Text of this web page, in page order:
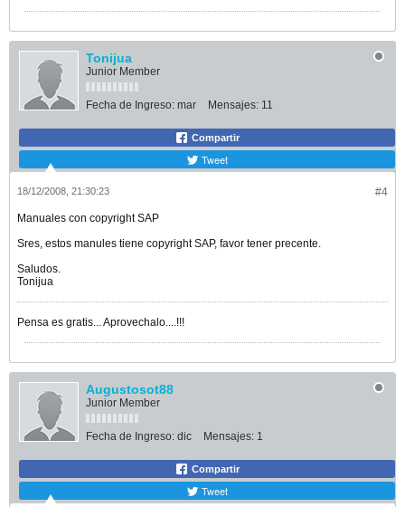
Tonijua
Junior Member
Fecha de Ingreso: mar Mensajes: 11
Compartir
Tweet
#4
18/12/2008, 21:30:23
Manuales con copyright SAP
Sres, estos manules tiene copyright SAP, favor tener precente.
Saludos.
Tonijua
Pensa es gratis... Aprovechalo....!!!
Augustosot88
Junior Member
Fecha de Ingreso: dic Mensajes: 1
Compartir
Tweet